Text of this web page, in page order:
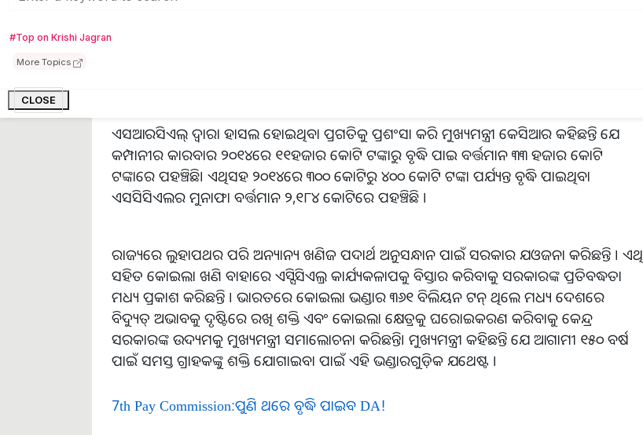
#Top on Krishi Jagran
More Topics
CLOSE
ପରିଶ୍ରମ ପାଇଁ ଧନ୍ୟବାଦ ବା କୃତଜ୍ଞତା ରୂପରେ ମୁଖ୍ୟମନ୍ତ୍ରୀ ଏସ୍ସିସିଏଲ୍ କର୍ମଚାରୀଙ୍କ ପାଇଁ ପ୍ରାୟ ୭୦୦
ଏସଆରସିଏଲ୍ ଦ୍ୱାରା ହାସଲ ହୋଇଥିବା ପ୍ରଗତିକୁ ପ୍ରଶଂସା କରି ମୁଖ୍ୟମନ୍ତ୍ରୀ କେସିଆର କହିଛନ୍ତି ଯେ
କମ୍ପାନୀର କାରବାର ୨୦୧୪ରେ ୧୧ହଜାର କୋଟି ଟଙ୍କାରୁ ବୃଦ୍ଧି ପାଇ ବର୍ତ୍ତମାନ ୩୩ ହଜାର କୋଟି
ଟଙ୍କାରେ ପହଞ୍ଚିଛି। ଏଥିସହ ୨୦୧୪ରେ ୩୦୦ କୋଟିରୁ ୪୦୦ କୋଟି ଟଙ୍କା ପର୍ଯ୍ୟନ୍ତ ବୃଦ୍ଧି ପାଇଥିବା
ଏସସିସିଏଲର ମୁନାଫା ବର୍ତ୍ତମାନ ୨,୧୮୪ କୋଟିରେ ପହଞ୍ଚିଛି ।
ରାଜ୍ୟରେ ଲୁହାପଥର ପରି ଅନ୍ୟାନ୍ୟ ଖଣିଜ ପଦାର୍ଥ ଅନୁସନ୍ଧାନ ପାଇଁ ସରକାର ଯଓଜନା କରିଛନ୍ତି । ଏଥି
ସହିତ କୋଇଲା ଖଣି ବାହାରେ ଏସ୍ସିସିଏଲ୍ର କାର୍ଯ୍ୟକଳାପକୁ ବିସ୍ତାର କରିବାକୁ ସରକାରଙ୍କ ପ୍ରତିବଦ୍ଧତା
ମଧ୍ୟ ପ୍ରକାଶ କରିଛନ୍ତି । ଭାରତରେ କୋଇଲା ଭଣ୍ଡାର ୩୬୧ ବିଲିୟନ ଟନ୍ ଥିଲେ ମଧ୍ୟ ଦେଶରେ
ବିଦ୍ୟୁତ୍ ଅଭାବକୁ ଦୃଷ୍ଟିରେ ରଖି ଶକ୍ତି ଏବଂ କୋଇଲା କ୍ଷେତ୍ରକୁ ଘରୋଇକରଣ କରିବାକୁ କେନ୍ଦ୍ର
ସରକାରଙ୍କ ଉଦ୍ୟମକୁ ମୁଖ୍ୟମନ୍ତ୍ରୀ ସମାଲୋଚନା କରିଛନ୍ତି। ମୁଖ୍ୟମନ୍ତ୍ରୀ କହିଛନ୍ତି ଯେ ଆଗାମୀ ୧୫୦ ବର୍ଷ
ପାଇଁ ସମସ୍ତ ଗ୍ରାହକଙ୍କୁ ଶକ୍ତି ଯୋଗାଇବା ପାଇଁ ଏହି ଭଣ୍ଡାରଗୁଡ଼ିକ ଯଥେଷ୍ଟ ।
7th Pay Commission:ପୁଣି ଥରେ ବୃଦ୍ଧି ପାଇବ DA!